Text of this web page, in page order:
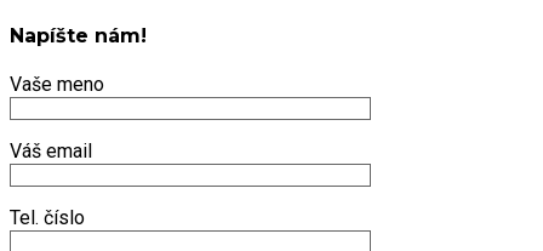
Napíšte nám!
Vaše meno
Váš email
Tel. číslo